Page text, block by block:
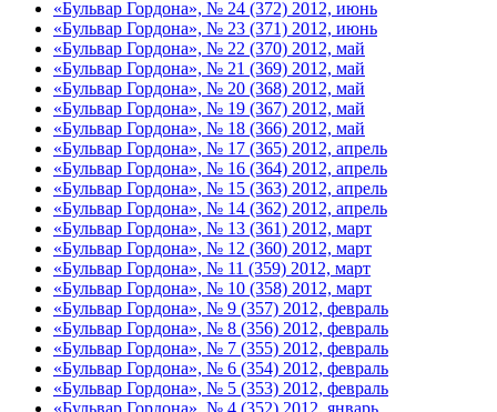
«Бульвар Гордона», № 24 (372) 2012, июнь
«Бульвар Гордона», № 23 (371) 2012, июнь
«Бульвар Гордона», № 22 (370) 2012, май
«Бульвар Гордона», № 21 (369) 2012, май
«Бульвар Гордона», № 20 (368) 2012, май
«Бульвар Гордона», № 19 (367) 2012, май
«Бульвар Гордона», № 18 (366) 2012, май
«Бульвар Гордона», № 17 (365) 2012, апрель
«Бульвар Гордона», № 16 (364) 2012, апрель
«Бульвар Гордона», № 15 (363) 2012, апрель
«Бульвар Гордона», № 14 (362) 2012, апрель
«Бульвар Гордона», № 13 (361) 2012, март
«Бульвар Гордона», № 12 (360) 2012, март
«Бульвар Гордона», № 11 (359) 2012, март
«Бульвар Гордона», № 10 (358) 2012, март
«Бульвар Гордона», № 9 (357) 2012, февраль
«Бульвар Гордона», № 8 (356) 2012, февраль
«Бульвар Гордона», № 7 (355) 2012, февраль
«Бульвар Гордона», № 6 (354) 2012, февраль
«Бульвар Гордона», № 5 (353) 2012, февраль
«Бульвар Гордона», № 4 (352) 2012, январь